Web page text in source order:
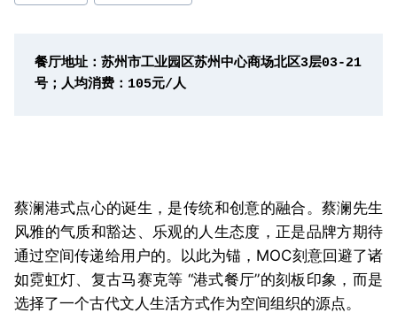
餐厅地址：苏州市工业园区苏州中心商场北区3层03-21
号；人均消费：105元/人
蔡澜港式点心的诞生，是传统和创意的融合。蔡澜先生
风雅的气质和豁达、乐观的人生态度，正是品牌方期待
通过空间传递给用户的。以此为锚，MOC刻意回避了诸
如霓虹灯、复古马赛克等 “港式餐厅”的刻板印象，而是
选择了一个古代文人生活方式作为空间组织的源点。